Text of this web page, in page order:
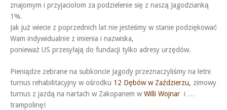
znajomym i przyjaciołom za podzielenie się z naszą Jagodzianką
1%.
Jak już wiecie z poprzednich lat nie jesteśmy w stanie podziękować
Wam indywidualnie z imienia i nazwiska,
ponieważ US przesyłają do fundacji tylko adresy urzędów.
Pieniądze zebrane na subkoncie Jagody przeznaczyliśmy na letni
turnus rehabilitacyjny w ośrodku 12 Dębów w Zaździerzu, zimowy
turnus z jazdą na nartach w Zakopanem wWilli Wojnar i …
trampolinę!